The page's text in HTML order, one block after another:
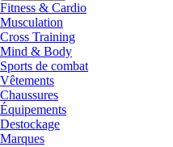
Fitness & Cardio
Musculation
Cross Training
Mind & Body
Sports de combat
Vêtements
Chaussures
Équipements
Destockage
Marques